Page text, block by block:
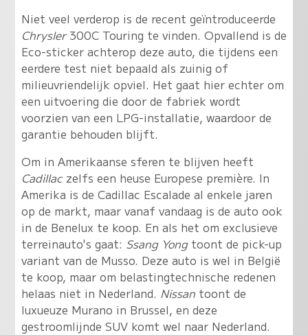
Niet veel verderop is de recent geïntroduceerde
Chrysler300C Touring te vinden. Opvallend is de
Eco-sticker achterop deze auto, die tijdens een
eerdere test niet bepaald als zuinig of
milieuvriendelijk opviel. Het gaat hier echter om
een uitvoering die door de fabriek wordt
voorzien van een LPG-installatie, waardoor de
garantie behouden blijft.
Om in Amerikaanse sferen te blijven heeft
Cadillaczelfs een heuse Europese première. In
Amerika is de Cadillac Escalade al enkele jaren
op de markt, maar vanaf vandaag is de auto ook
in de Benelux te koop. En als het om exclusieve
terreinauto's gaat: Ssang Yongtoont de pick-up
variant van de Musso. Deze auto is wel in België
te koop, maar om belastingtechnische redenen
helaas niet in Nederland. Nissantoont de
luxueuze Murano in Brussel, en deze
gestroomlijnde SUV komt wel naar Nederland.